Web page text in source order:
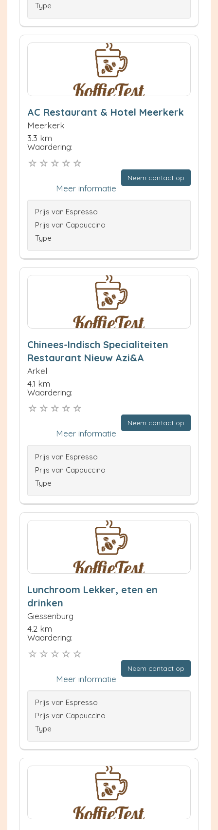
Type
AC Restaurant & Hotel Meerkerk
Meerkerk
3.3 km
Waardering:
Neem contact op
Meer informatie
Prijs van Espresso
Prijs van Cappuccino
Type
Chinees-Indisch Specialiteiten
Restaurant Nieuw Azi&A
Arkel
4.1 km
Waardering:
Neem contact op
Meer informatie
Prijs van Espresso
Prijs van Cappuccino
Type
Lunchroom Lekker, eten en
drinken
Giessenburg
4.2 km
Waardering:
Neem contact op
Meer informatie
Prijs van Espresso
Prijs van Cappuccino
Type